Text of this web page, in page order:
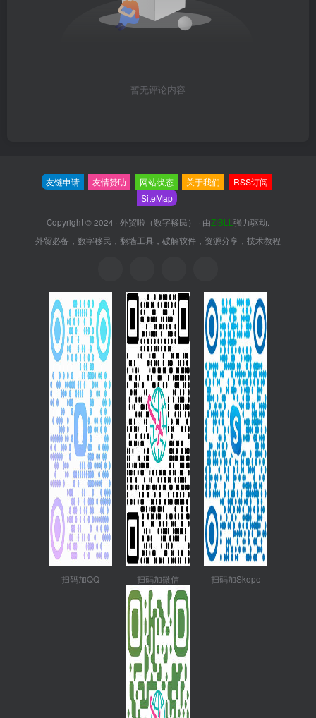
暂无评论内容
友链申请 友情赞助 网站状态 关于我们
RSS订阅
SiteMap
Copyright © 2024 · 外贸啦（数字移民） · 由ZIBLL强力驱动.
外贸必备，数字移民，翻墙工具，破解软件，资源分享，技术教程
扫码加QQ 扫码加微信 扫码加Skepe